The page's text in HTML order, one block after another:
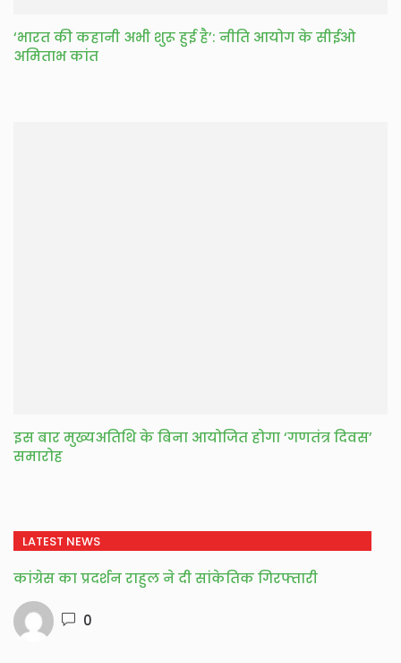
‘भारत की कहानी अभी शुरू हुई है’: नीति आयोग के सीईओ
अमिताभ कांत
इस बार मुख्यअतिथि के बिना आयोजित होगा ‘गणतंत्र दिवस’
समारोह
LATEST NEWS
कांग्रेस का प्रदर्शन राहुल ने दी सांकेतिक गिरफ्तारी
0